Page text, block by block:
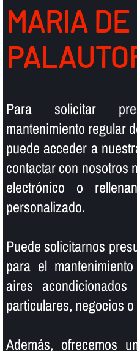
MARIA DE
Para solicitar
mantenimiento regular
puede acceder a
contactar con nosotros
electrónico o
personalizado.
Puede solicitarnos
para el
aires
particulares, negocios
Además, ofrecemos